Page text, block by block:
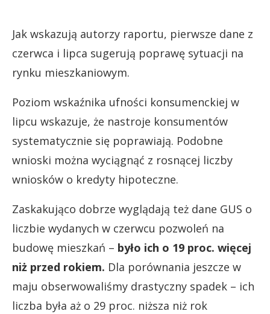
Jak wskazują autorzy raportu, pierwsze dane z
czerwca i lipca sugerują poprawę sytuacji na
rynku mieszkaniowym.
Poziom wskaźnika ufności konsumenckiej w
lipcu wskazuje, że nastroje konsumentów
systematycznie się poprawiają. Podobne
wnioski można wyciągnąć z rosnącej liczby
wniosków o kredyty hipoteczne.
Zaskakująco dobrze wyglądają też dane GUS o
liczbie wydanych w czerwcu pozwoleń na
budowę mieszkań – było ich o 19 proc. więcej
niż przed rokiem. Dla porównania jeszcze w
maju obserwowaliśmy drastyczny spadek – ich
liczba była aż o 29 proc. niższa niż rok